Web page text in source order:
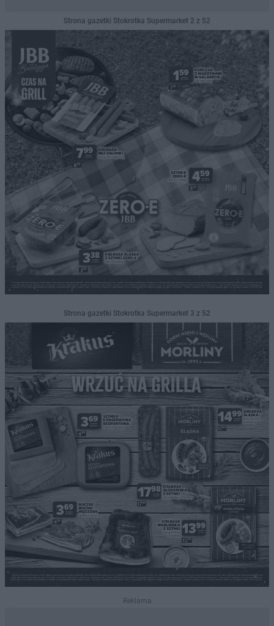
Strona gazetki Stokrotka Supermarket 2 z 52
Strona gazetki Stokrotka Supermarket 3 z 52
Reklama